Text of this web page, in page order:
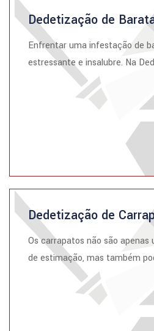
Dedetização de
Enfrentar uma infestação de
estressante e insalubre. Na
Dedetização de
Os carrapatos não são apenas
de estimação, mas também